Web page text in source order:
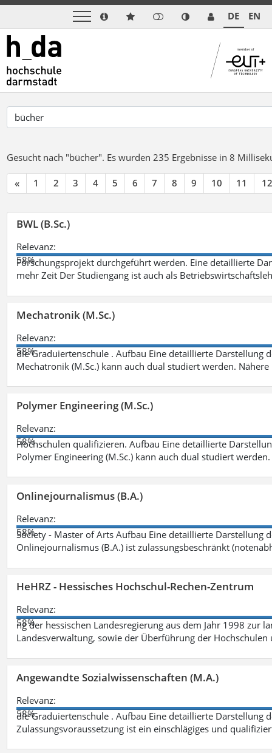
DE EN
Gesucht nach "bücher". Es wurden 235 Ergebnisse in 8
« 1 2 3 4 5 6 7 8 9 10 11 12
BWL (B.Sc.)
Relevanz:
58%
Forschungsprojekt durchgeführt werden. Eine detaillierte
mehr Zeit Der Studiengang ist auch als
Mechatronik (M.Sc.)
Relevanz:
58%
die Graduiertenschule . Aufbau Eine detaillierte Darstellung
Mechatronik (M.Sc.) kann auch dual studiert werden.
Polymer Engineering (M.Sc.)
Relevanz:
58%
Hochschulen qualifizieren. Aufbau Eine detaillierte
Polymer Engineering (M.Sc.) kann auch dual studiert
Onlinejournalismus (B.A.)
Relevanz:
58%
Society - Master of Arts Aufbau Eine detaillierte Darstellung
Onlinejournalismus (B.A.) ist zulassungsbeschränkt
HeHRZ - Hessisches Hochschul-Rechen-Zentrum
Relevanz:
58%
ng der hessischen Landesregierung aus dem Jahr 1998 zur
Landesverwaltung, sowie der Überführung der
Angewandte Sozialwissenschaften (M.A.)
Relevanz:
58%
die Graduiertenschule . Aufbau Eine detaillierte Darstellung
Zulassungsvoraussetzung ist ein einschlägiges und